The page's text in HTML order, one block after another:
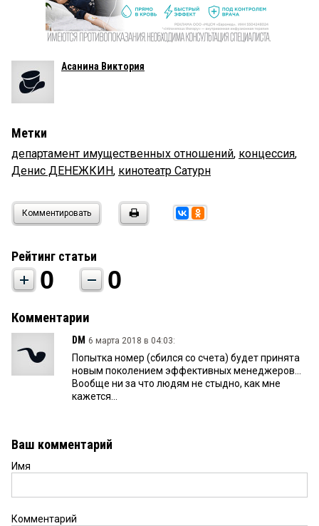
Асанина Виктория
Метки
департамент имущественных отношений, концессия,
Денис ДЕНЕЖКИН, кинотеатр Сатурн
Комментировать
Рейтинг статьи
0 0
Комментарии
DM 6 марта 2018 в 04:03:
Попытка номер (сбился со счета) будет принята
новым поколением эффективных менеджеров...
Вообще ни за что людям не стыдно, как мне
кажется...
Ваш комментарий
Имя
Комментарий